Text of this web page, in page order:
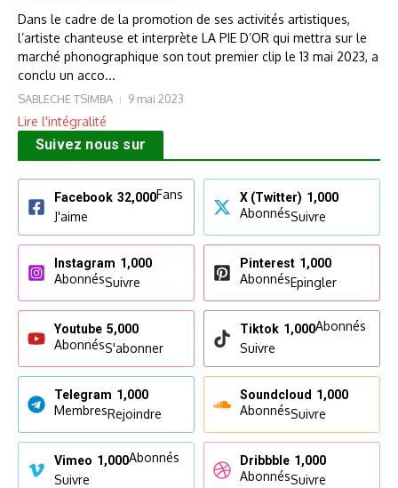
Dans le cadre de la promotion de ses activités artistiques,
l’artiste chanteuse et interprète LA PIE D’OR qui mettra sur le
marché phonographique son tout premier clip le 13 mai 2023, a
conclu un acco...
SABLECHE TSIMBA 9 mai 2023
Lire l'intégralité
Suivez nous sur
Facebook 32,000Fans
J'aime
X (Twitter) 1,000
AbonnésSuivre
Instagram 1,000
AbonnésSuivre
Pinterest 1,000
AbonnésEpingler
Youtube 5,000
AbonnésS'abonner
Tiktok 1,000Abonnés
Suivre
Telegram 1,000
MembresRejoindre
Soundcloud 1,000
AbonnésSuivre
Vimeo 1,000Abonnés
Suivre
Dribbble 1,000
AbonnésSuivre